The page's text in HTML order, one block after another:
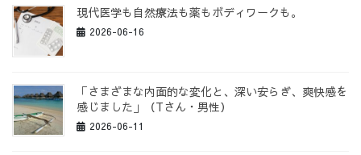
現代医学も自然療法も薬もボディワークも。
2026-06-16
「さまざまな内面的な変化と、深い安らぎ、爽快感を
感じました」（Tさん・男性）
2026-06-11